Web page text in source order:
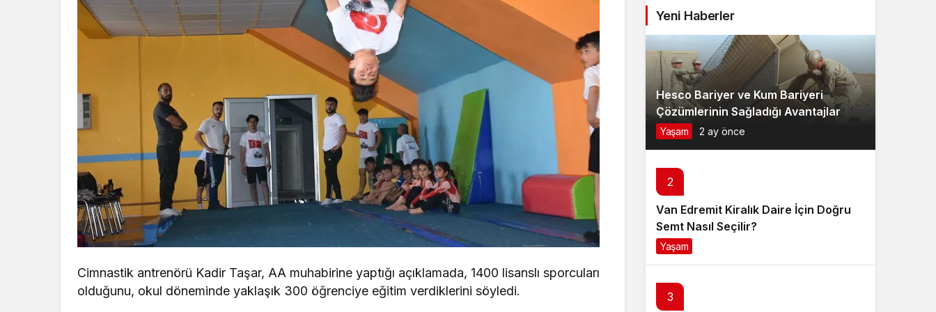
Cimnastik antrenörü Kadir Taşar, AA muhabirine yaptığı açıklamada, 1400 lisanslı sporcuları
olduğunu, okul döneminde yaklaşık 300 öğrenciye eğitim verdiklerini söyledi.
Yeni Haberler
Hesco Bariyer ve Kum Bariyeri
Çözümlerinin Sağladığı Avantajlar
Yaşam 2 ay önce
2
Van Edremit Kiralık Daire İçin Doğru
Semt Nasıl Seçilir?
Yaşam
3